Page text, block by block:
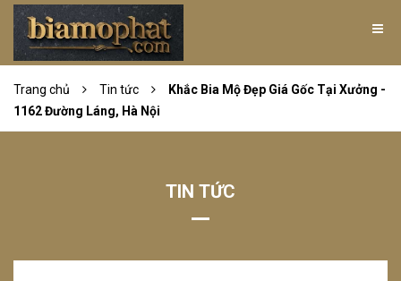
Trang chủ Tin tức
Khắc Bia Mộ Đẹp Giá Gốc Tại Xưởng -
1162 Đường Láng, Hà Nội
TIN TỨC